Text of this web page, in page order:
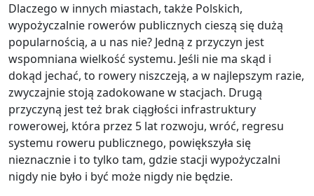
Dlaczego w innych miastach, także Polskich,
wypożyczalnie rowerów publicznych cieszą się dużą
popularnością, a u nas nie? Jedną z przyczyn jest
wspomniana wielkość systemu. Jeśli nie ma skąd i
dokąd jechać, to rowery niszczeją, a w najlepszym razie,
zwyczajnie stoją zadokowane w stacjach. Drugą
przyczyną jest też brak ciągłości infrastruktury
rowerowej, która przez 5 lat rozwoju, wróć, regresu
systemu roweru publicznego, powiększyła się
nieznacznie i to tylko tam, gdzie stacji wypożyczalni
nigdy nie było i być może nigdy nie będzie.